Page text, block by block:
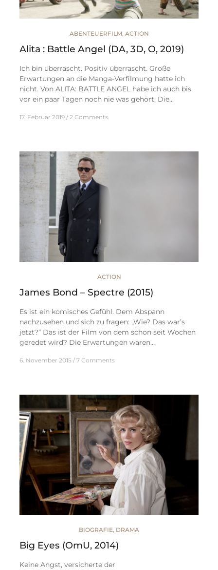
ABENTEUERFILM, ACTION
Alita : Battle Angel (DA, 3D, O, 2019)
Ich bin überrascht. Positiv überrascht. Große
Erwartungen an die Manga-Verfilmung hatte ich
nicht. Von ALITA: BATTLE ANGEL habe ich auch bis
vor ein paar Tagen noch nie was gehört. Die…
17. Februar 2019 2 Comments
ACTION
James Bond – Spectre (2015)
Es ist ein komisches Gefühl. Dem Abspann
nachzusehen und sich zu fragen: „Wie? Das war’s
jetzt?“ Das ist der Film von dem schon seit Wochen
geredet wird? Die Erwartungen waren…
6. November 2015 7 Comments
BIOGRAFIE, DRAMA
Big Eyes (OmU, 2014)
Keine Angst, versicherte der